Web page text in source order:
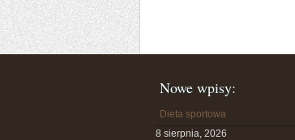
Nowe wpisy:
Dieta sportowa
8 sierpnia, 2026